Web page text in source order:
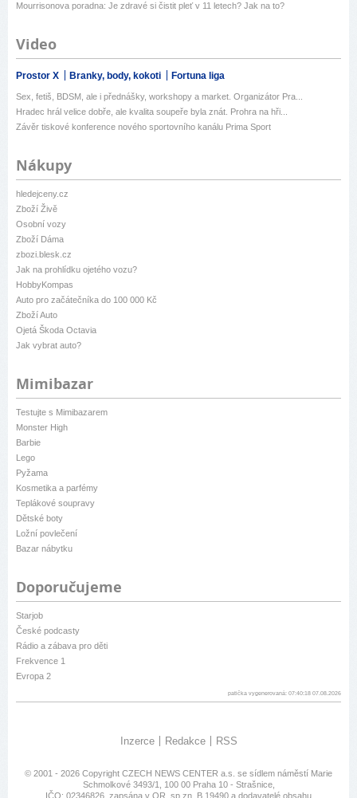
Mourrisonova poradna: Je zdravé si čistit pleť v 11 letech? Jak na to?
Video
Prostor X Branky, body, kokoti Fortuna liga
Sex, fetiš, BDSM, ale i přednášky, workshopy a market. Organizátor Pra...
Hradec hrál velice dobře, ale kvalita soupeře byla znát. Prohra na hři...
Závěr tiskové konference nového sportovního kanálu Prima Sport
Nákupy
hledejceny.cz
Zboží Živě
Osobní vozy
Zboží Dáma
zbozi.blesk.cz
Jak na prohlídku ojetého vozu?
HobbyKompas
Auto pro začátečníka do 100 000 Kč
Zboží Auto
Ojetá Škoda Octavia
Jak vybrat auto?
Mimibazar
Testujte s Mimibazarem
Monster High
Barbie
Lego
Pyžama
Kosmetika a parfémy
Teplákové soupravy
Dětské boty
Ložní povlečení
Bazar nábytku
Doporučujeme
Starjob
České podcasty
Rádio a zábava pro děti
Frekvence 1
Evropa 2
patička vygenerovaná: 07:40:18 07.08.2026
Inzerce Redakce RSS
© 2001 - 2026 Copyright CZECH NEWS CENTER a.s. se sídlem náměstí Marie
Schmolkové 3493/1, 100 00 Praha 10 - Strašnice,
IČO: 02346826, zapsána v OR, sp.zn. B 19490 a dodavatelé obsahu